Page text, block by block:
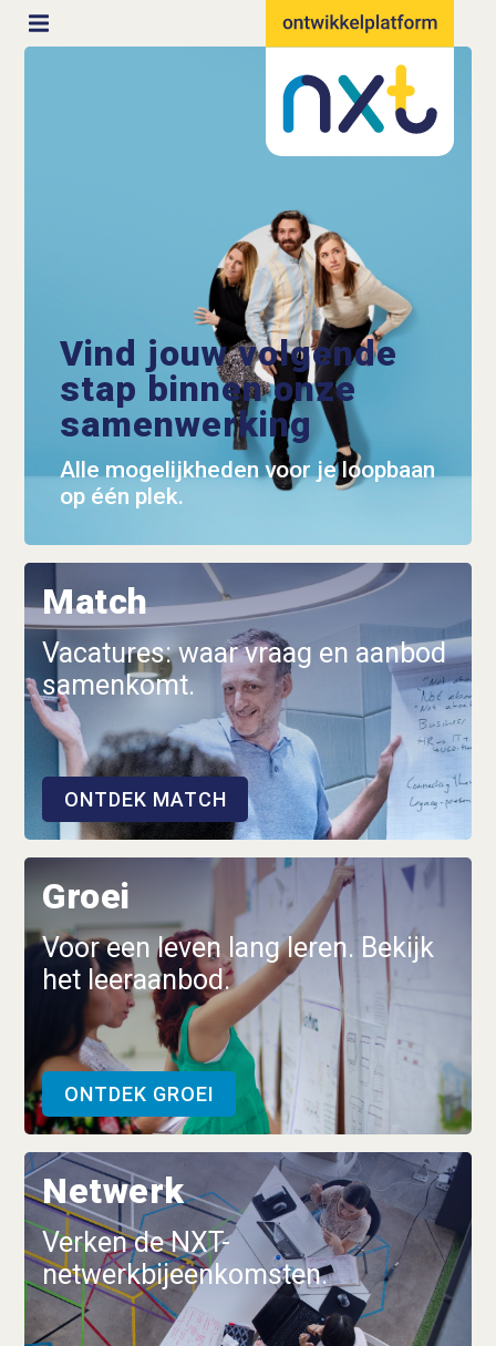
Vind jouw volgende
stap binnen onze
samenwerking
Alle mogelijkheden voor je loopbaan
op één plek.
Match
Vacatures: waar vraag en aanbod
samenkomt.
ONTDEK MATCH
Groei
Voor een leven lang leren. Bekijk
het leeraanbod.
ONTDEK GROEI
Netwerk
Verken de NXT-
netwerkbijeenkomsten.